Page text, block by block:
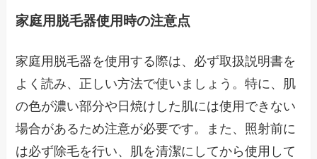
家庭用脱毛器使用時の注意点
家庭用脱毛器を使用する際は、必ず取扱説明書を
よく読み、正しい方法で使いましょう。特に、肌
の色が濃い部分や日焼けした肌には使用できない
場合があるため注意が必要です。また、照射前に
は必ず除毛を行い、肌を清潔にしてから使用して